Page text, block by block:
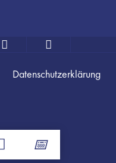
Datenschutzerklärung